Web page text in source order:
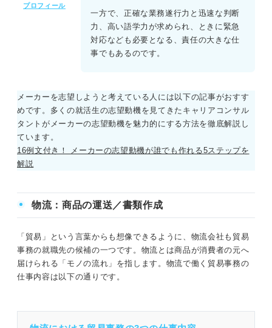
プロフィール
一方で、正確な業務遂行力と迅速な判断
力、高い語学力が求められ、ときに緊急
対応なども必要となる、責任の大きな仕
事でもあるのです。
メーカーを志望しようと考えている人には以下の記事がおすす
めです。多くの就活生の志望動機を見てきたキャリアコンサル
タントがメーカーの志望動機を魅力的にする方法を徹底解説し
ています。
16例文付き！ メーカーの志望動機が誰でも作れる5ステップを
解説
物流：商品の運送／書類作成
「貿易」という言葉からも想像できるように、物流会社も貿易
事務の就職先の候補の一つです。物流とは商品が消費者の元へ
届けられる「モノの流れ」を指します。物流で働く貿易事務の
仕事内容は以下の通りです。